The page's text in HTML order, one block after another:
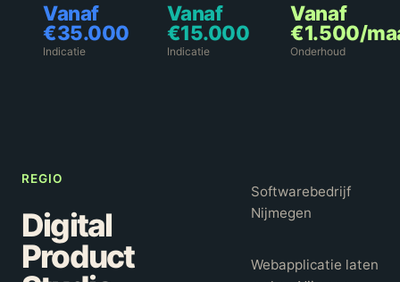
schaalbaar.
Vanaf
€35.000
Indicatie
proces.
Vanaf
€15.000
Indicatie
up-to-
date. Wij
regelen
Vanaf
€1.500/
Onderhoud
REGIO
Digital
Product
Softwarebedrijf
Nijmegen
Webapplicatie laten